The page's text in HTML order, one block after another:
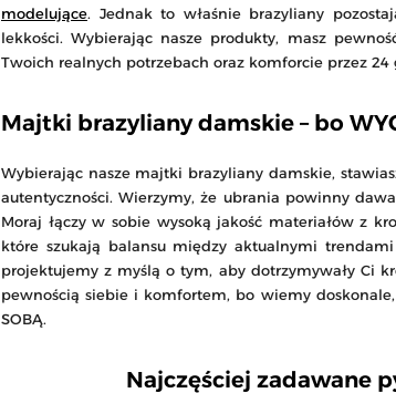
modelujące. Jednak to właśnie brazyliany
lekkości. Wybierając nasze produkty, masz
Twoich realnych potrzebach oraz komforcie przez
Majtki brazyliany damskie – bo
Wybierając nasze majtki brazyliany damskie,
autentyczności. Wierzymy, że ubrania powinny
Moraj łączy w sobie wysoką jakość materiałów z
które szukają balansu między aktualnymi
projektujemy z myślą o tym, aby dotrzymywały Ci
pewnością siebie i komfortem, bo wiemy
SOBĄ.
Najczęściej zadawane